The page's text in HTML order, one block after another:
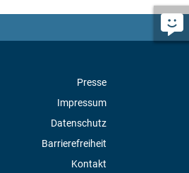
Presse
Impressum
Datenschutz
Barrierefreiheit
Kontakt